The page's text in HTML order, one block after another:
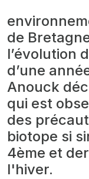
de
l’évolution
d’une
Anouck
qui est
des
biotope si
4ème et
l'hiver.